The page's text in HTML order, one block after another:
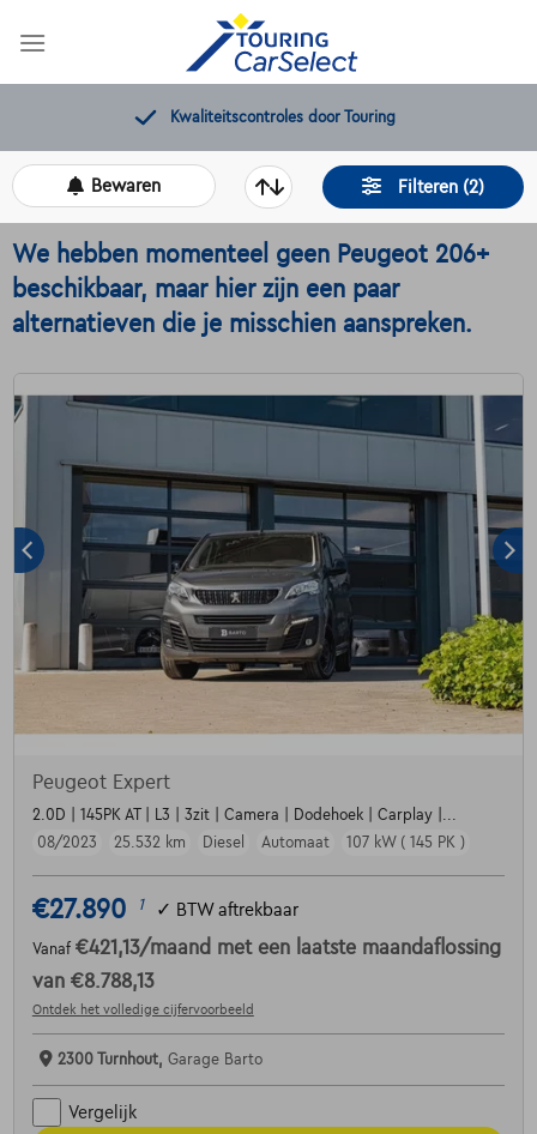
Gratis 12 maanden pechverhelping
Filteren (2)
Bewaren
We hebben momenteel geen Peugeot 206+
beschikbaar, maar hier zijn een paar
alternatieven die je misschien aanspreken.
Peugeot Expert
2.0D | 145PK AT | L3 | 3zit | Camera | Dodehoek | Carplay |...
08/2023
25.532 km Diesel Automaat 107 kW ( 145 PK )
€27.890 1 ✓ BTW aftrekbaar
Vanaf €421,13/maand met een laatste maandaflossing
van €8.788,13
Ontdek het volledige cijfervoorbeeld
2300 Turnhout, Garage Barto
Vergelijk